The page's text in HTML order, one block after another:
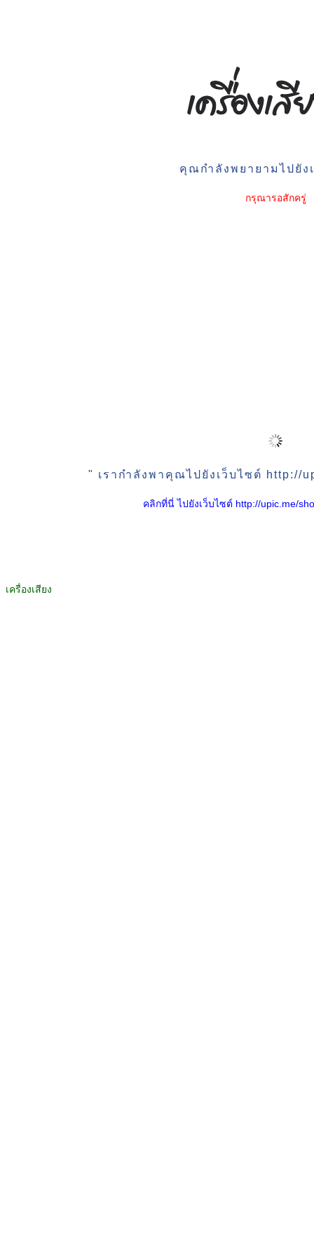
คุณกำลังพยายามไปยัง
กรุณารอสักครู่
" เรากำลังพาคุณไปยังเว็บไซต์ http://
คลิกที่นี่ ไปยังเว็บไซต์ http://upic.me/
เครื่องเสียง